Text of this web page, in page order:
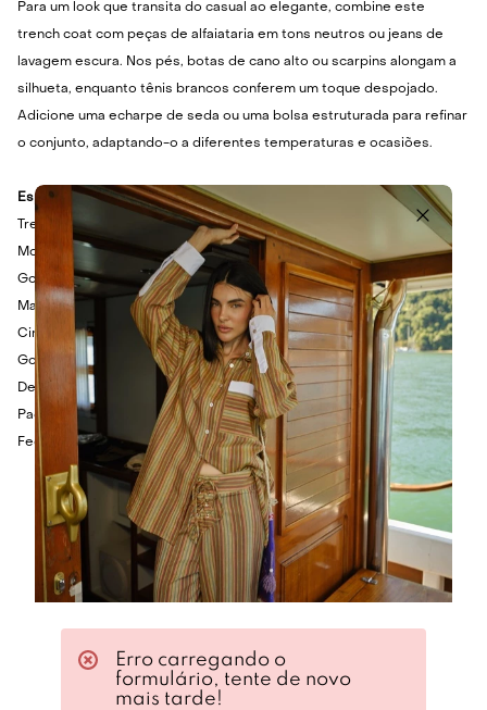
Para um look que transita do casual ao elegante, combine este
trench coat com peças de alfaiataria em tons neutros ou jeans de
lavagem escura. Nos pés, botas de cano alto ou scarpins alongam a
silhueta, enquanto tênis brancos conferem um toque despojado.
Adicione uma echarpe de seda ou uma bolsa estruturada para refinar
o conjunto, adaptando-o a diferentes temperaturas e ocasiões.
Especificações Técnicas
Trench coat em tecido plano encorpado
Modelagem reta
Gola alta
Mangas compridas
Cintura marcada por faixa com fivela
Gola e ombros com martingale
Detalhe em recortes contrastantes em sarja
Padronagem xadrez
Fechamento frontal em botões
Erro carregando o
formulário, tente de novo
mais tarde!